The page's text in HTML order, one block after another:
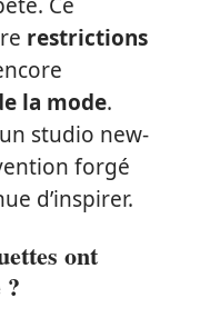
restrictions
la mode.
studio new-
forgé
d’inspirer.
ont